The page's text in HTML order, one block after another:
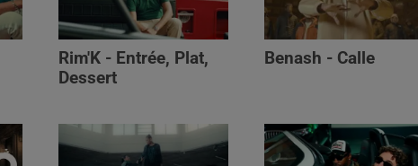
Rim'K - Entrée, Plat,
Dessert
Benash - Calle